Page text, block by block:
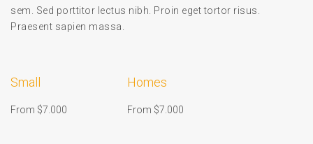
sem. Sed porttitor lectus nibh. Proin eget tortor risus.
Praesent sapien massa.
Small
From $7.000
Homes
From $7.000